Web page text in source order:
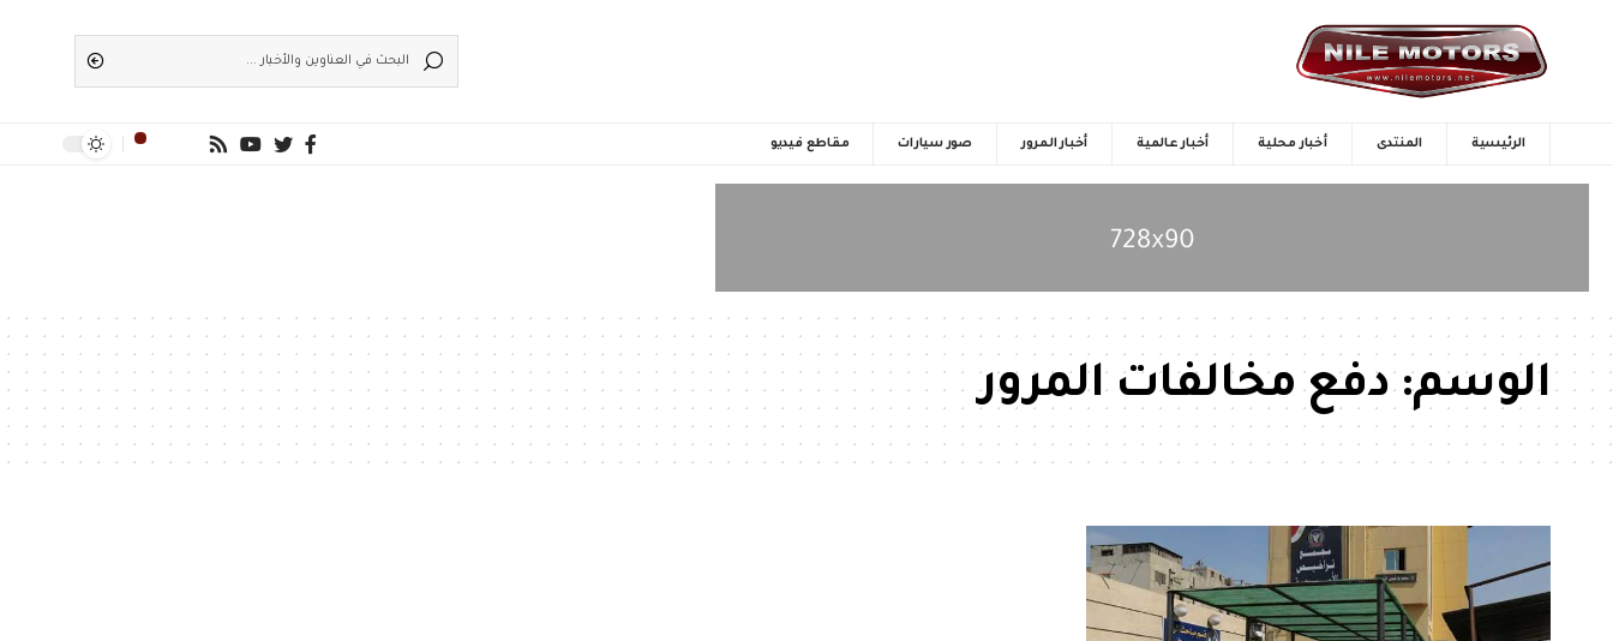
الرئيسية المنتدى أخبار محلية أخبار عالمية أخبار المرور صور سيارات مقاطع فيديو
الوسم:دفع مخالفات المرور